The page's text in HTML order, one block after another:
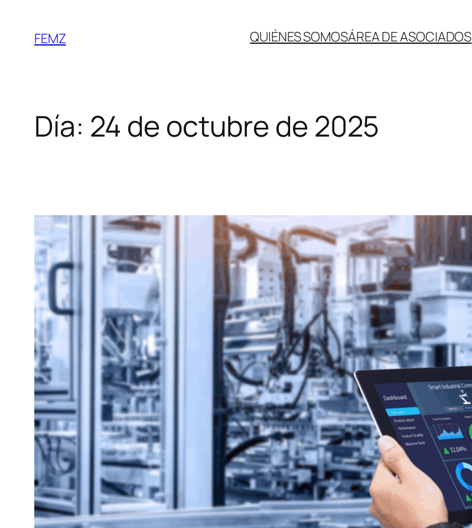
FEMZ QUIÉNES SOMOSÁREA DE ASOCIADOS
Día: 24 de octubre de 2025